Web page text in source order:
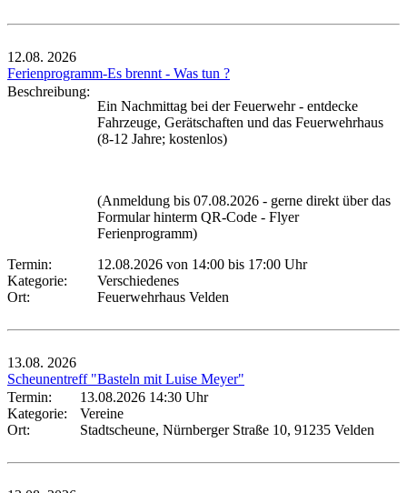
12.08. 2026
Ferienprogramm-Es brennt - Was tun ?
Beschreibung:
Ein Nachmittag bei der Feuerwehr - entdecke
Fahrzeuge, Gerätschaften und das Feuerwehrhaus
(8-12 Jahre; kostenlos)
(Anmeldung bis 07.08.2026 - gerne direkt über das
Formular hinterm QR-Code - Flyer
Ferienprogramm)
Termin:
12.08.2026 von 14:00 bis 17:00 Uhr
Kategorie:
Verschiedenes
Ort:
Feuerwehrhaus Velden
13.08. 2026
Scheunentreff "Basteln mit Luise Meyer"
Termin:
13.08.2026 14:30 Uhr
Kategorie:
Vereine
Ort:
Stadtscheune, Nürnberger Straße 10, 91235 Velden